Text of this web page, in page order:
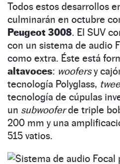
Todos estos desarrollos
culminarán en octubre
Peugeot 3008. El SUV
con un sistema de audio
como extra. Éste está
altavoces: woofersy
tecnología Polyglass,
tecnología de cúpulas
un subwooferde triple
200 mm y una
515 vatios.